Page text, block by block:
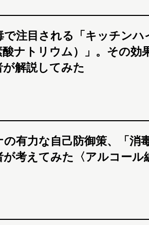
で注目される「キッチンハ
酸ナトリウム）」。その効
が解説してみた
有力な自己防御策、「消
が考えてみた〈アルコール